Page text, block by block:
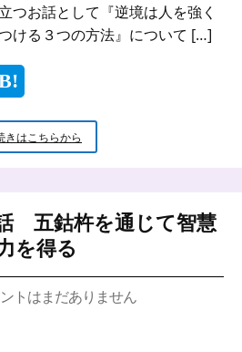
つお話として『逆境は人を強く
ける３つの方法』について […]
きはこちらから
事・
係】
は
人
を
五鈷杵を通じて智慧
を得る
トはまだありません